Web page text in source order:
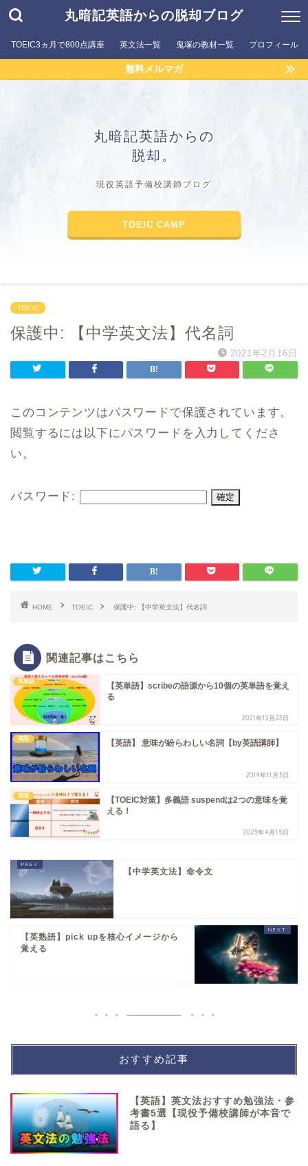
丸暗記英語からの脱却ブログ
TOEIC3ヵ月で800点講座 英文法一覧 鬼塚の教材一覧 プロフィール
無料メルマガ
丸暗記英語からの
脱却。
現役英語予備校講師ブログ
TOEIC CAMP
TOEIC
保護中: 【中学英文法】代名詞
2021年2月16日
このコンテンツはパスワードで保護されています。
閲覧するには以下にパスワードを入力してくださ
い。
パスワード:
HOME TOEIC 保護中: 【中学英文法】代名詞
関連記事はこちら
英単語
【英単語】scribeの語源から10個の英単語を覚え
る
2021年12月23日
英語 【英語】 意味が紛らわしい名詞【by英語講師】
2019年11月3日
英語
【TOEIC対策】多義語 suspendは2つの意味を覚
える！
2023年4月15日
【中学英文法】命令文
【英熟語】pick upを核心イメージから
覚える
おすすめ記事
【英語】英文法おすすめ勉強法・参
考書5選【現役予備校講師が本音で
語る】